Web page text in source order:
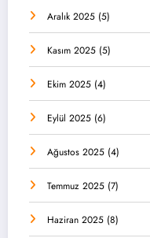
Aralık 2025 (5)
Kasım 2025 (5)
Ekim 2025 (4)
Eylül 2025 (6)
Ağustos 2025 (4)
Temmuz 2025 (7)
Haziran 2025 (8)